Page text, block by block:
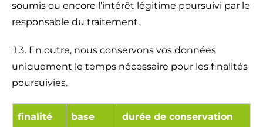
soumis ou encore l’intérêt légitime poursuivi par le
responsable du traitement.
En outre, nous conservons vos données
uniquement le temps nécessaire pour les finalités
poursuivies.
finalité
base
durée de conservation